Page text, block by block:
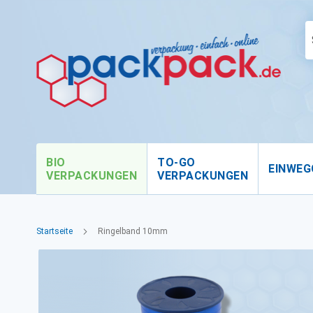
BIO
VERPACKUNGEN
TO-GO
VERPACKUNGEN
Startseite Ringelband 10mm